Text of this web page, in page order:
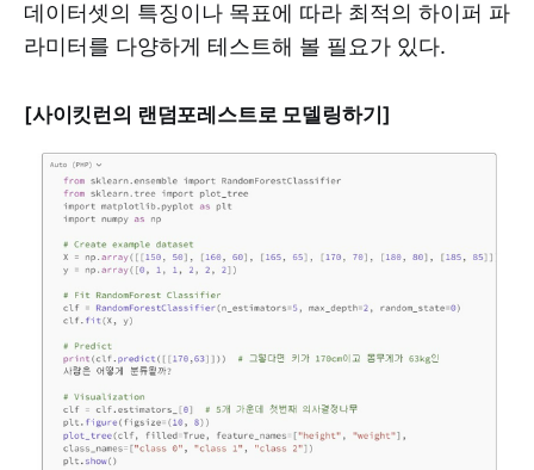
데이터셋의 특징이나 목표에 따라 최적의 하이퍼 파
라미터를 다양하게 테스트해 볼 필요가 있다.
[사이킷런의 랜덤포레스트로 모델링하기]